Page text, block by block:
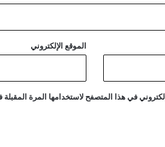
الموقع الإلكتروني
في هذا المتصفح لاستخدامها المرة